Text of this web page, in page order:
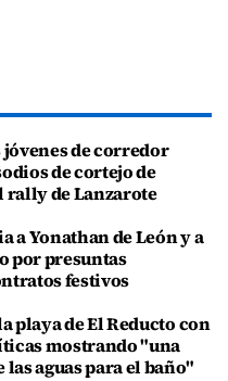
de corredor
de cortejo de
rally de Lanzarote
a Yonathan de León y a
por presuntas
festivos
playa de El Reducto con
mostrando "una
aguas para el baño"